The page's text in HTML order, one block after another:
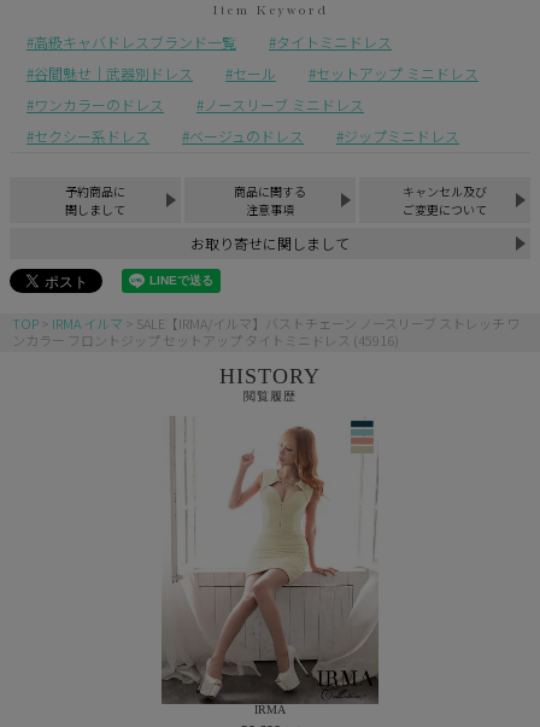
高級キャバドレスブランド一覧
タイトミニドレス
谷間魅せ｜武器別ドレス
セール
セットアップ ミニドレス
ワンカラーのドレス
ノースリーブ ミニドレス
セクシー系ドレス
ベージュのドレス ジップミニドレス
予約商品に
関しまして
商品に関する
注意事項
キャンセル及び
ご変更について
お取り寄せに関しまして
TOP IRMA イルマ
SALE【IRMA/イルマ】バストチェーン ノースリーブ ストレッチ ワ
ンカラー フロントジップ セットアップ タイトミニドレス (45916)
HISTORY
閲覧履歴
IRMA